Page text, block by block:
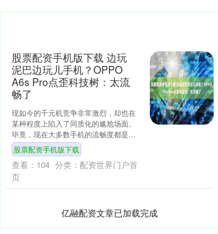
股票配资手机版下载 边玩
泥巴边玩儿手机？OPPO
A6s Pro点歪科技树：太流
畅了
现如今的千元机竞争非常激烈，却也在
某种程度上陷入了同质化的尴尬场面。
毕竟，现在大多数手机的流畅度都是没
问题的，日常使用基本都没区别，只有
独特的卖点才能吸引到用户....
股票配资手机版下载
查看： 104 分类： 配资世界门户首
页
亿融配资文章已加载完成